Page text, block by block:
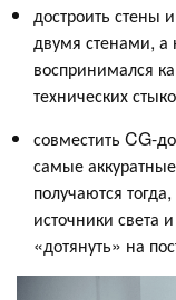
достроить стены
двумя стенами, а
воспринимался
технических
совместить CG-
самые
получаются
источники света
«дотянуть» на